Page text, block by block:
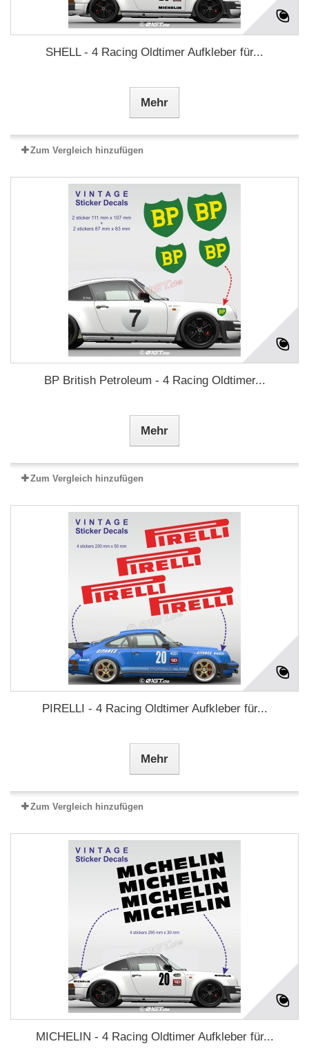
SHELL - 4 Racing Oldtimer Aufkleber für...
Mehr
Zum Vergleich hinzufügen
BP British Petroleum - 4 Racing Oldtimer...
Mehr
Zum Vergleich hinzufügen
PIRELLI - 4 Racing Oldtimer Aufkleber für...
Mehr
Zum Vergleich hinzufügen
MICHELIN - 4 Racing Oldtimer Aufkleber für...